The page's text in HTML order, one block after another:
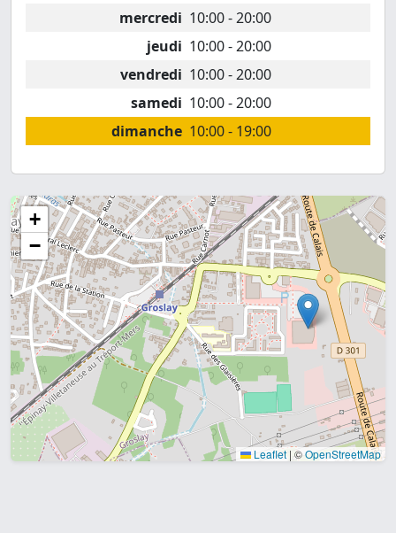
mercredi 10:00 - 20:00
jeudi 10:00 - 20:00
vendredi 10:00 - 20:00
samedi 10:00 - 20:00
dimanche 10:00 - 19:00
+
−
Leaflet | ©OpenStreetMap